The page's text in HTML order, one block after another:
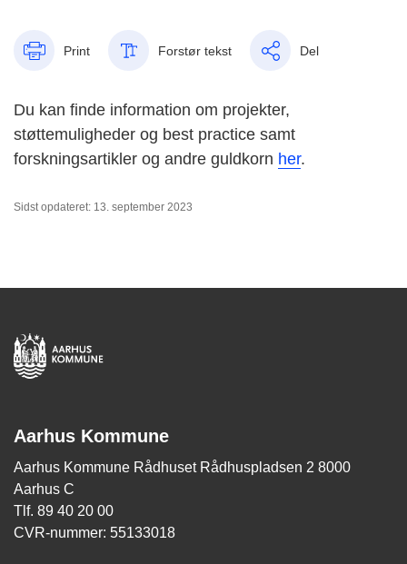
Print Forstør tekst Del
Du kan finde information om projekter,
støttemuligheder og best practice samt
forskningsartikler og andre guldkorn her.
Sidst opdateret: 13. september 2023
Aarhus Kommune
Aarhus Kommune Rådhuset Rådhuspladsen 2 8000
Aarhus C
Tlf. 89 40 20 00
CVR-nummer: 55133018